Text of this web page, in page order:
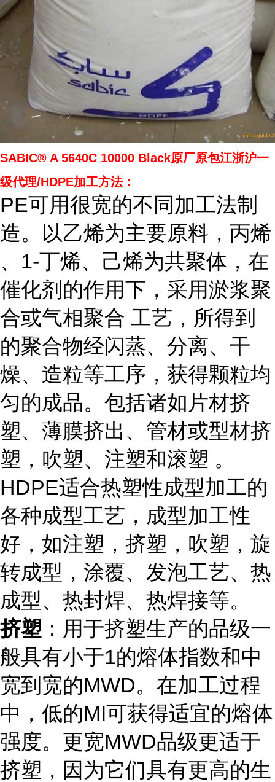
SABIC® A 5640C 10000 Black原厂原包江浙沪一
级代理/HDPE加工方法：
PE可用很宽的不同加工法制
造。以乙烯为主要原料，丙烯
、1-丁烯、己烯为共聚体，在
催化剂的作用下，采用淤浆聚
合或气相聚合 工艺，所得到
的聚合物经闪蒸、分离、干
燥、造粒等工序，获得颗粒均
匀的成品。包括诸如片材挤
塑、薄膜挤出、管材或型材挤
塑，吹塑、注塑和滚塑 。
HDPE适合热塑性成型加工的
各种成型工艺，成型加工性
好，如注塑，挤塑，吹塑，旋
转成型，涂覆、发泡工艺、热
成型、热封焊、热焊接等。
挤塑 ：用于挤塑生产的品级一
般具有小于1的熔体指数和中
宽到宽的MWD。在加工过程
中，低的MI可获得适宜的熔体
强度。更宽MWD品级更适于
挤塑，因为它们具有更高的生